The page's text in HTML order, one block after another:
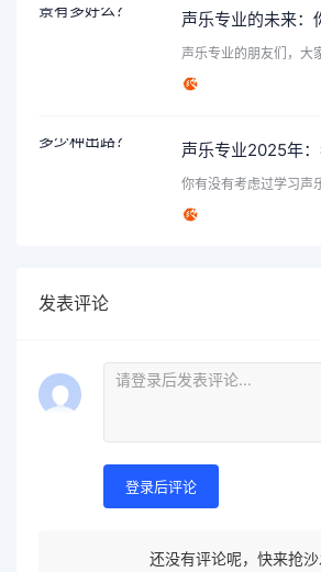
声乐专业的朋友们，大
要的问题，那就是声乐…
你有没有考虑过学习声
唱歌那么简单，背后隐…
发表评论
登录后评论
还没有评论呢，快来抢